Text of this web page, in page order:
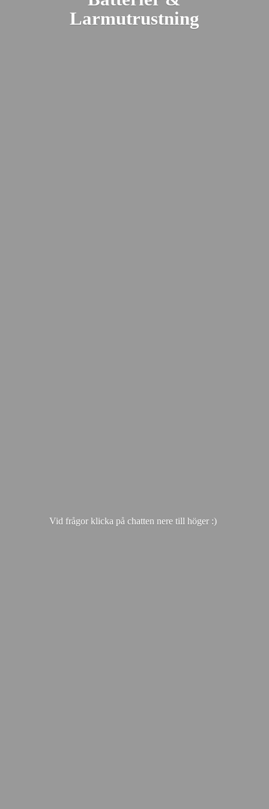
Larmutrustning
Vid frågor klicka på chatten nere till höger :)